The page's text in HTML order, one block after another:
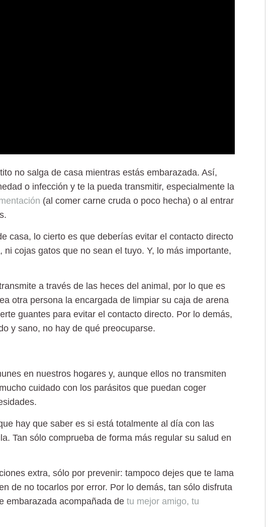
no salga de casa mientras estás embarazada. Así,
o infección y te la pueda transmitir, especialmente la
(al comer carne cruda o poco hecha) o al entrar
casa, lo cierto es que deberías evitar el contacto directo
cojas gatos que no sean el tuyo. Y, lo más importante,
a través de las heces del animal, por lo que es
otra persona la encargada de limpiar su caja de arena
guantes para evitar el contacto directo. Por lo demás,
y sano, no hay de qué preocuparse.
en nuestros hogares y, aunque ellos no transmiten
mucho cuidado con los parásitos que puedan coger
hay que saber es si está totalmente al día con las
Tan sólo comprueba de forma más regular su salud en
extra, sólo por prevenir: tampoco dejes que te lama
de no tocarlos por error. Por lo demás, tan sólo disfruta
embarazada acompañada de tu mejor amigo, tu